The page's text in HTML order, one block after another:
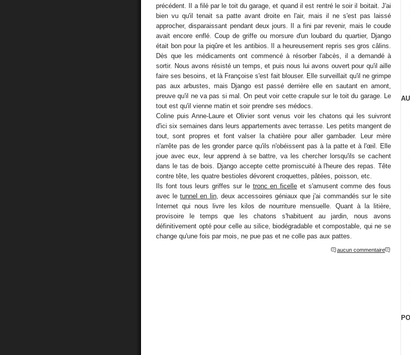
précédent. Il a filé par le toit du garage, et quand il est rentré le soir il boitait. J'ai
bien vu qu'il tenait sa patte avant droite en l'air, mais il ne s'est pas laissé
approcher, disparaissant pendant deux jours. Il a fini par revenir, mais le coude
avait encore enflé. Coup de griffe ou morsure d'un loubard du quartier, Django
était bon pour la piqûre et les antibios. Il a heureusement repris ses gros câlins.
Dès que les médicaments ont commencé à résorber l'abcès, il a demandé à
sortir. Nous avons résisté un temps, et puis nous lui avons ouvert pour qu'il aille
faire ses besoins, et là Françoise s'est fait blouser. Elle surveillait qu'il ne grimpe
pas aux arbustes, mais Django est passé derrière elle en sautant en amont,
preuve qu'il ne va pas si mal. On peut voir cette crapule sur le toit du garage. Le
tout est qu'il vienne matin et soir prendre ses médocs.
Coline puis Anne-Laure et Olivier sont venus voir les chatons qui les suivront
d'ici six semaines dans leurs appartements avec terrasse. Les petits mangent de
tout, sont propres et font valser la chatière pour aller gambader. Leur mère
n'arrête pas de les gronder parce qu'ils n'obéissent pas à la patte et à l'œil. Elle
joue avec eux, leur apprend à se battre, va les chercher lorsqu'ils se cachent
dans le tas de bois. Django accepte cette promiscuité à l'heure des repas. Tête
contre tête, les quatre bestioles dévorent croquettes, pâtées, poisson, etc.
Ils font tous leurs griffes sur le tronc en ficelle et s'amusent comme des fous
avec letunnel en lin, deux accessoires géniaux que j'ai commandés sur le site
Internet qui nous livre les kilos de nourriture mensuelle. Quant à la litière,
provisoire le temps que les chatons s'habituent au jardin, nous avons
définitivement opté pour celle au silice, biodégradable et compostable, qui ne se
change qu'une fois par mois, ne pue pas et ne colle pas aux pattes.
aucun commentaire
6